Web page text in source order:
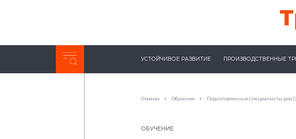
Неделя с ТМК. Выпуск №27 (225)
УСТОЙЧИВОЕ РАЗВИТИЕ ПРОИЗВОДСТВЕННЫЕ
Главная Обучение Подготовленные специалисты для
ОБУЧЕНИЕ